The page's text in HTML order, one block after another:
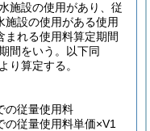
施設の使用があり、従
施設の使用がある使用
まれる使用料算定期間
間をいう。以下同
り算定する。
の従量使用料
従量使用料単価×V1